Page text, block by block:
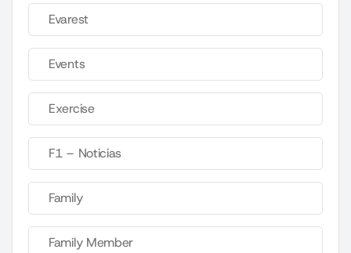
Evarest
Events
Exercise
F1 – Noticias
Family
Family Member